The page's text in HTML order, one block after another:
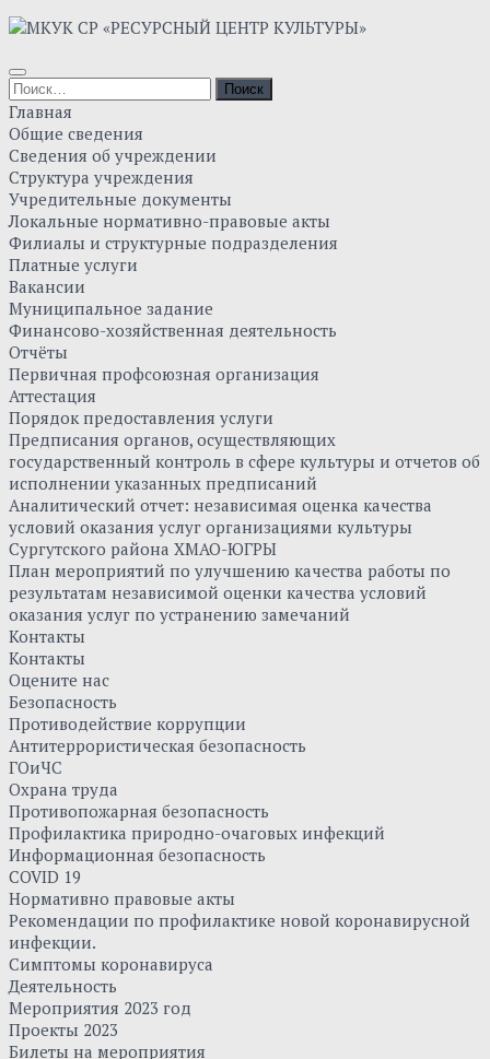
Skip
content
Найти:
Главная
Общие сведения
Сведения об учреждении
Структура учреждения
Учредительные документы
Локальные нормативно-правовые акты
Филиалы и структурные подразделения
Платные услуги
Вакансии
Муниципальное задание
Финансово-хозяйственная деятельность
Отчёты
Первичная профсоюзная организация
Аттестация
Порядок предоставления услуги
Предписания органов, осуществляющих
государственный контроль в сфере культуры и отчетов об
исполнении указанных предписаний
Аналитический отчет: независимая оценка качества
условий оказания услуг организациями культуры
Сургутского района ХМАО-ЮГРЫ
План мероприятий по улучшению качества работы по
результатам независимой оценки качества условий
оказания услуг по устранению замечаний
Контакты
Контакты
Оцените нас
Безопасность
Противодействие коррупции
Антитеррористическая безопасность
ГОиЧС
Охрана труда
Противопожарная безопасность
Профилактика природно-очаговых инфекций
Информационная безопасность
COVID 19
Нормативно правовые акты
Рекомендации по профилактике новой коронавирусной
инфекции.
Симптомы коронавируса
Деятельность
Мероприятия 2023 год
Проекты 2023
Билеты на мероприятия